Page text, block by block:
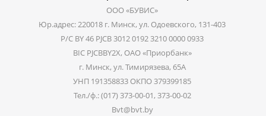
ООО «БУВИС»
Юр.адрес: 220018 г. Минск, ул. Одоевского, 131-403
Р/С BY 46 PJCB 3012 0192 3210 0000 0933
BIC PJCBBY2X, ОАО «Приорбанк»
г. Минск, ул. Тимирязева, 65А
УНП 191358833 ОКПО 379399185
Тел./ф.: (017) 373-00-01, 373-00-02
Bvt@bvt.by